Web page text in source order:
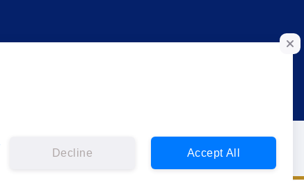
Decline Accept All